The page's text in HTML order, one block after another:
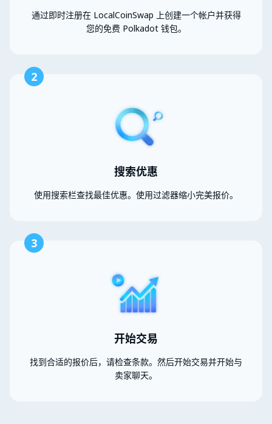
通过即时注册在 LocalCoinSwap 上创建一个帐户并获得
您的免费 Polkadot 钱包。
2
搜索优惠
使用搜索栏查找最佳优惠。使用过滤器缩小完美报价。
3
开始交易
找到合适的报价后，请检查条款。然后开始交易并开始与
卖家聊天。